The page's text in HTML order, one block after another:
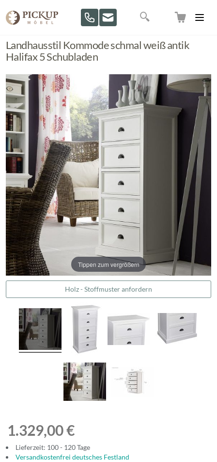
Suche
Landhausstil Kommode schmal weiß antik
Halifax 5 Schubladen
Tippen zum vergrößern
Holz - Stoffmuster anfordern
1.329,00 €
Lieferzeit: 100 - 120 Tage
Versandkostenfrei deutsches Festland